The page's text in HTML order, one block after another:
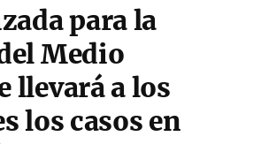
para la
Medio
llevará a los
los casos en